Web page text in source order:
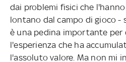
dai problemi fisici che
lontano dal campo di gioco
è una pedina importante per
l'esperienza che ha
l'assoluto valore. Ma non mi